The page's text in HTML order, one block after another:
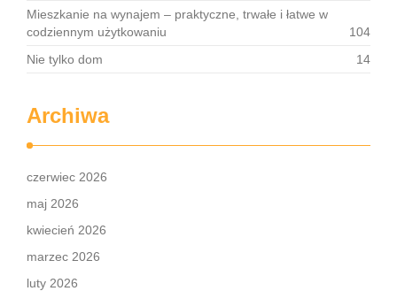
Mieszkanie na wynajem – praktyczne, trwałe i łatwe w
codziennym użytkowaniu
104
Nie tylko dom
14
Archiwa
czerwiec 2026
maj 2026
kwiecień 2026
marzec 2026
luty 2026